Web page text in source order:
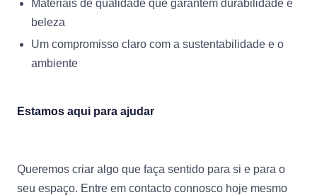
Materiais de qualidade que garantem durabilidade e
beleza
Um compromisso claro com a sustentabilidade e o
ambiente
Estamos aqui para ajudar
Queremos criar algo que faça sentido para si e para o
seu espaço. Entre em contacto connosco hoje mesmo